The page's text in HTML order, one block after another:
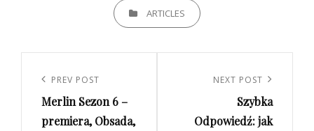
CATEGORIESARTICLES
wpisu
Previous
Post
PREV POST
Merlin Sezon 6 –
premiera, Obsada,
NEXT POST
Szybka
Odpowiedź: jak